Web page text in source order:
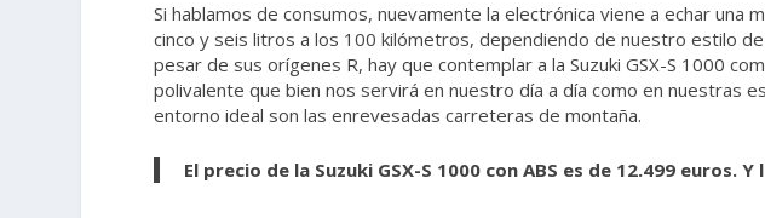
Si hablamos de consumos, nuevamente la electrónica viene a echar una
cinco y seis litros a los 100 kilómetros, dependiendo de nuestro estilo
pesar de sus orígenes R, hay que contemplar a la Suzuki GSX-S 1000
polivalente que bien nos servirá en nuestro día a día como en nuestras
entorno ideal son las enrevesadas carreteras de montaña.
El precio de la Suzuki GSX-S 1000 con ABS es de 12.499 euros.